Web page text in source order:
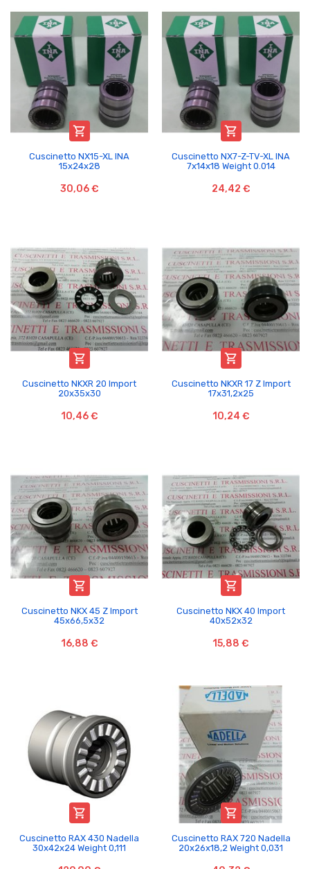

Cuscinetto NX15-XL INA
15x24x28
30,06 €

Cuscinetto NX7-Z-TV-XL INA
7x14x18 Weight 0.014
24,42 €

Cuscinetto NKXR 20 Import
20x35x30
10,46 €

Cuscinetto NKXR 17 Z Import
17x31,2x25
10,24 €

Cuscinetto NKX 45 Z Import
45x66,5x32
16,88 €

Cuscinetto NKX 40 Import
40x52x32
15,88 €

Cuscinetto RAX 430 Nadella
30x42x24 Weight 0,111

Cuscinetto RAX 720 Nadella
20x26x18,2 Weight 0,031